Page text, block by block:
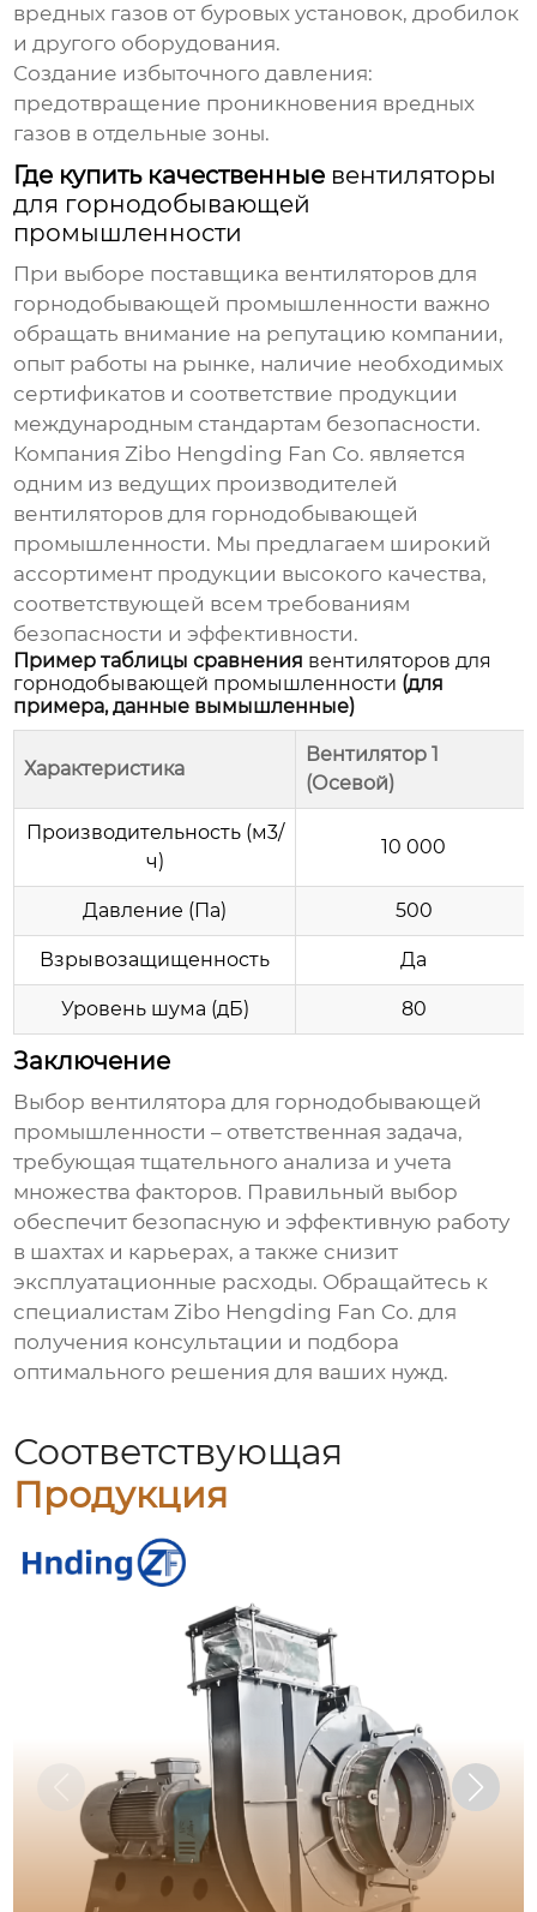
вредных газов от буровых установок, дробилок
и другого оборудования.
Создание избыточного давления:
предотвращение проникновения вредных
газов в отдельные зоны.
Где купить качественные вентиляторы
для горнодобывающей
промышленности
При выборе поставщика вентиляторов для
горнодобывающей промышленности важно
обращать внимание на репутацию компании,
опыт работы на рынке, наличие необходимых
сертификатов и соответствие продукции
международным стандартам безопасности.
КомпанияZibo Hengding Fan Co. является
одним из ведущих производителей
вентиляторов для горнодобывающей
промышленности. Мы предлагаем широкий
ассортимент продукции высокого качества,
соответствующей всем требованиям
безопасности и эффективности.
Пример таблицы сравнения вентиляторов для
горнодобывающей промышленности (для
примера, данные вымышленные)
Характеристика
Вентилятор 1
(Осевой)
Производительность (м3/
ч)
10 000
Давление (Па) 500
Взрывозащищенность Да
Уровень шума (дБ) 80
Заключение
Выбор вентилятора для горнодобывающей
промышленности – ответственная задача,
требующая тщательного анализа и учета
множества факторов. Правильный выбор
обеспечит безопасную и эффективную работу
в шахтах и карьерах, а также снизит
эксплуатационные расходы. Обращайтесь к
специалистамZibo Hengding Fan Co. для
получения консультации и подбора
оптимального решения для ваших нужд.
Соответствующая
Продукция